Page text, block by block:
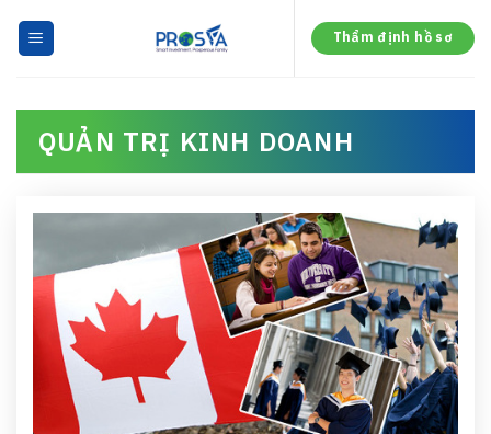
Thẩm định hồ sơ
QUẢN TRỊ KINH DOANH